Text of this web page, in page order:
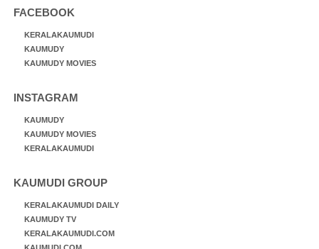
FACEBOOK
KERALAKAUMUDI
KAUMUDY
KAUMUDY MOVIES
INSTAGRAM
KAUMUDY
KAUMUDY MOVIES
KERALAKAUMUDI
KAUMUDI GROUP
KERALAKAUMUDI DAILY
KAUMUDY TV
KERALAKAUMUDI.COM